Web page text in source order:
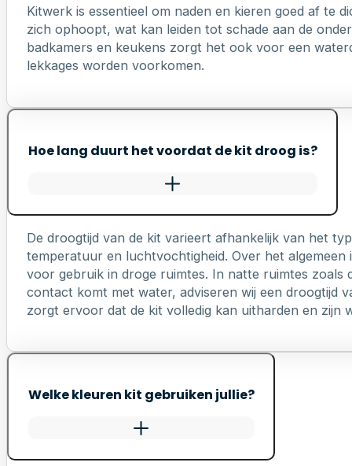
Kitwerk is essentieel om naden en kieren goed af te
zich ophoopt, wat kan leiden tot schade aan de
badkamers en keukens zorgt het ook voor een
lekkages worden voorkomen.
Hoe lang duurt het voordat de kit droog is?
De droogtijd van de kit varieert afhankelijk van het
temperatuur en luchtvochtigheid. Over het
voor gebruik in droge ruimtes. In natte ruimtes zoals
contact komt met water, adviseren wij een droogtijd
zorgt ervoor dat de kit volledig kan uitharden en zijn
Welke kleuren kit gebruiken jullie?